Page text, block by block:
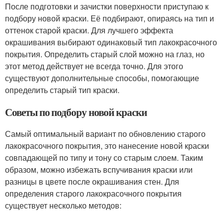
После подготовки и зачистки поверхности приступаю к
подбору новой краски. Её подбирают, опираясь на тип и
оттенок старой краски. Для лучшего эффекта
окрашивания выбирают одинаковый тип лакокрасочного
покрытия. Определить старый слой можно на глаз, но
этот метод действует не всегда точно. Для этого
существуют дополнительные способы, помогающие
определить старый тип краски.
Советы по подбору новой краски
Самый оптимальный вариант по обновлению старого
лакокрасочного покрытия, это нанесение новой краски
совпадающей по типу и тону со старым слоем. Таким
образом, можно избежать вспучивания краски или
разницы в цвете после окрашивания стен. Для
определения старого лакокрасочного покрытия
существует несколько методов: